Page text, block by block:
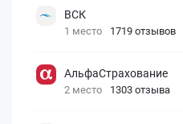
ВСК
1 место 1719 отзывов
АльфаСтрахование
2 место 1303 отзыва